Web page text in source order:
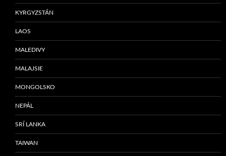
KYRGYZSTÁN
LAOS
MALEDIVY
MALAJSIE
MONGOLSKO
NEPÁL
SRÍ LANKA
TAIWAN